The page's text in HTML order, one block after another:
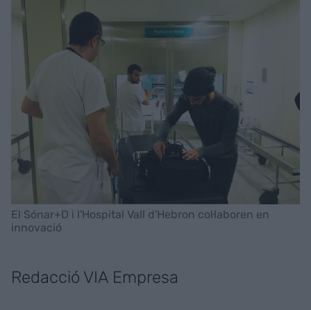
El Sónar+D i l'Hospital Vall d'Hebron col·laboren en
innovació
Redacció VIA Empresa